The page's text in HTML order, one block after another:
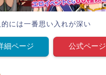
には一番思い入れが深い
細ページ 公式ページ